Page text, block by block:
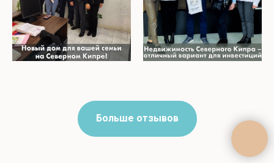
Больше отзывов